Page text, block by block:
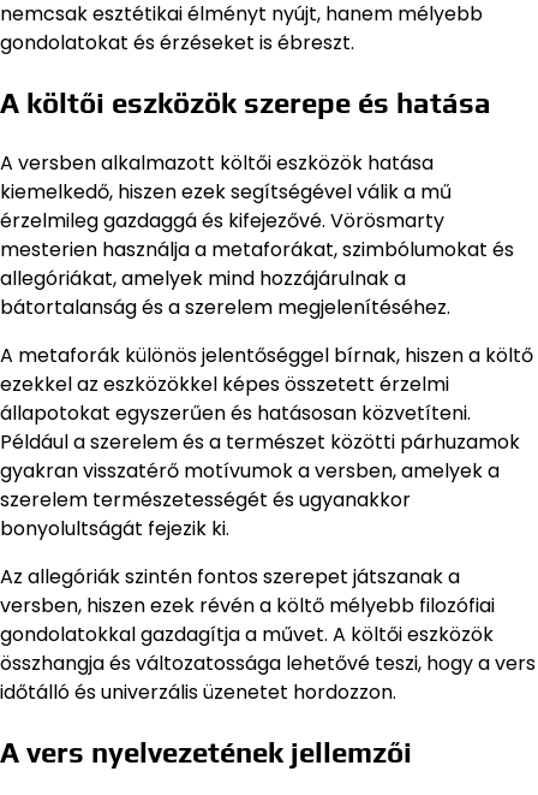
nemcsak esztétikai élményt nyújt, hanem mélyebb
gondolatokat és érzéseket is ébreszt.
A költői eszközök szerepe és hatása
A versben alkalmazott költői eszközök hatása
kiemelkedő, hiszen ezek segítségével válik a mű
érzelmileg gazdaggá és kifejezővé. Vörösmarty
mesterien használja a metaforákat, szimbólumokat és
allegóriákat, amelyek mind hozzájárulnak a
bátortalanság és a szerelem megjelenítéséhez.
A metaforák különös jelentőséggel bírnak, hiszen a költő
ezekkel az eszközökkel képes összetett érzelmi
állapotokat egyszerűen és hatásosan közvetíteni.
Például a szerelem és a természet közötti párhuzamok
gyakran visszatérő motívumok a versben, amelyek a
szerelem természetességét és ugyanakkor
bonyolultságát fejezik ki.
Az allegóriák szintén fontos szerepet játszanak a
versben, hiszen ezek révén a költő mélyebb filozófiai
gondolatokkal gazdagítja a művet. A költői eszközök
összhangja és változatossága lehetővé teszi, hogy a vers
időtálló és univerzális üzenetet hordozzon.
A vers nyelvezetének jellemzői